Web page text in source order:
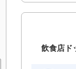
飲食店ド